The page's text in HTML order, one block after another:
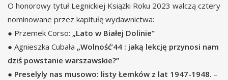
O honorowy tytuł Legnickiej Książki Roku 2023 walczą cztery
nominowane przez kapitułę wydawnictwa:
● Przemek Corso: „Lato w Białej Dolinie”
● Agnieszka Cubała „Wolność’44 : jaką lekcję przynosi nam
dziś powstanie warszawskie?”
● Preselyly nas musowo: listy Łemków z lat 1947-1948. –